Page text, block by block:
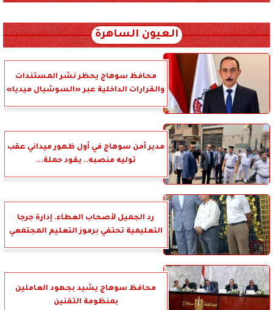
العيون الساهرة
محافظ سوهاج يحظر نشر المستندات
والقرارات الداخلية عبر «السوشيال ميديا»
مدير أمن سوهاج في أول ظهور ميداني عقب
توليه منصبه.. يقود حملة...
رد الجميل لأصحاب العطاء. إدارة جرجا
التعليمية تحتفي برموز التعليم المجتمعي
محافظ سوهاج يشيد بجهود العاملين
بمنظومة التقنين